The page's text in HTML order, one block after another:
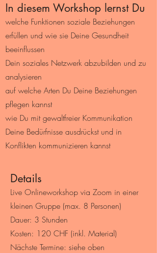
In diesem Workshop lernst Du
welche Funktionen soziale Beziehungen
erfüllen und wie sie Deine Gesundheit
beeinflussen
Dein soziales Netzwerk abzubilden und zu
analysieren
auf welche Arten Du Deine Beziehungen
pflegen kannst
wie Du mit gewaltfreier Kommunikation
Deine Bedürfnisse ausdrückst und in
Konflikten kommunizieren kannst
Details
Live Onlineworkshop via Zoom in einer
kleinen Gruppe (max. 8 Personen)
Dauer: 3 Stunden
Kosten: 120 CHF (inkl. Material)
Nächste Termine: siehe oben